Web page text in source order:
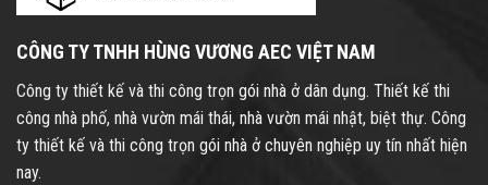
CÔNG TY TNHH HÙNG VƯƠNG AEC VIỆT NAM
Công ty thiết kế và thi công trọn gói nhà ở dân dụng. Thiết kế thi
công nhà phố, nhà vườn mái thái, nhà vườn mái nhật, biệt thự. Công
ty thiết kế và thi công trọn gói nhà ở chuyên nghiệp uy tín nhất hiện
nay.